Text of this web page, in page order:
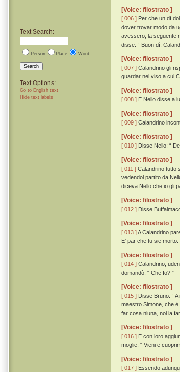
Text Search:
Person Place Word
Search
Text Options:
Go to English text
Hide text labels
[Voice: filostrato ]
[ 006 ] Per che un dí
dover trovar modo da
avessero, la seguente
disse: “ Buon dí,
[Voice: filostrato ]
[ 007 ] Calandrino gli
guardar nel viso a cui
[Voice: filostrato ]
[ 008 ] E Nello disse a
[Voice: filostrato ]
[ 009 ] Calandrino
[Voice: filostrato ]
[ 010 ] Disse Nello: “
[Voice: filostrato ]
[ 011 ] Calandrino tutto
vedendol partito da
diceva Nello che io gli
[Voice: filostrato ]
[ 012 ] Disse
[Voice: filostrato ]
[ 013 ]A Calandrino
E' par che tu sie morto:
[Voice: filostrato ]
[ 014 ] Calandrino,
domandò: “ Che fo? ”
[Voice: filostrato ]
[ 015 ] Disse Bruno: “
maestro Simone, che
far cosa niuna, noi la
[Voice: filostrato ]
[ 016 ] E con loro
moglie: “ Vieni e
[Voice: filostrato ]
[ 017 ] Essendo